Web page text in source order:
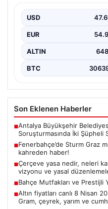
USD
EUR
ALTIN
BTC
Son Eklenen Haberler
■Antalya Büyükşehir
Soruşturmasında İki Şüpheli
■Fenerbahçe’de Sturm Graz
kahreden haber!
■Çerçeve yasa nedir, neleri
vizyonu ve yasal
■Bahçe Mutfakları ve Prestijli
■Altın fiyatları canlı 8 Nisan
Gram, çeyrek, yarım ve